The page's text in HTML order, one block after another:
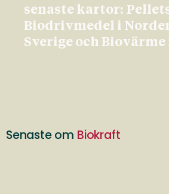
senaste kartor:
Biodrivmedel i
Sverige och Biovärme
Senaste om Biokraft